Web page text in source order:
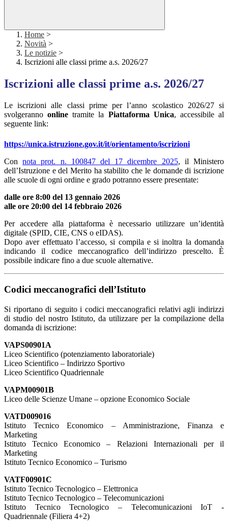
Home >
Novità >
Le notizie >
Iscrizioni alle classi prime a.s. 2026/27
Iscrizioni alle classi prime a.s. 2026/27
Le iscrizioni alle classi prime per l’anno scolastico 2026/27 si
svolgerannoonline tramite la Piattaforma Unica, accessibile al
seguente link:
https://unica.istruzione.gov.it/it/orientamento/iscrizioni
Connota prot. n. 100847 del 17 dicembre 2025, il Ministero
dell’Istruzione e del Merito ha stabilito che le domande di iscrizione
alle scuole di ogni ordine e grado potranno essere presentate:
dalle ore 8:00 del 13 gennaio 2026
alle ore 20:00 del 14 febbraio 2026
Per accedere alla piattaforma è necessario utilizzare un’identità
digitale (SPID, CIE, CNS o eIDAS).
Dopo aver effettuato l’accesso, si compila e si inoltra la domanda
indicando il codice meccanografico dell’indirizzo prescelto. È
possibile indicare fino a due scuole alternative.
Codici meccanografici dell’Istituto
Si riportano di seguito i codici meccanografici relativi agli indirizzi
di studio del nostro Istituto, da utilizzare per la compilazione della
domanda di iscrizione:
VAPS00901A
Liceo Scientifico (potenziamento laboratoriale)
Liceo Scientifico – Indirizzo Sportivo
Liceo Scientifico Quadriennale
VAPM00901B
Liceo delle Scienze Umane – opzione Economico Sociale
VATD009016
Istituto Tecnico Economico – Amministrazione, Finanza e
Marketing
Istituto Tecnico Economico – Relazioni Internazionali per il
Marketing
Istituto Tecnico Economico – Turismo
VATF00901C
Istituto Tecnico Tecnologico – Elettronica
Istituto Tecnico Tecnologico – Telecomunicazioni
Istituto Tecnico Tecnologico – Telecomunicazioni IoT -
Quadriennale (Filiera 4+2)